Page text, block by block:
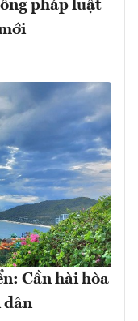
pháp luật
Cần hài hòa
dân